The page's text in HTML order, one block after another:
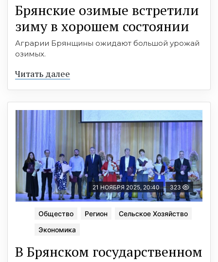
Брянские озимые встретили
зиму в хорошем состоянии
Аграрии Брянщины ожидают большой урожай
озимых.
Читать далее
21 НОЯБРЯ 2025, 20:40 323
Общество Регион
Сельское Хозяйство
Экономика
В Брянском государственном